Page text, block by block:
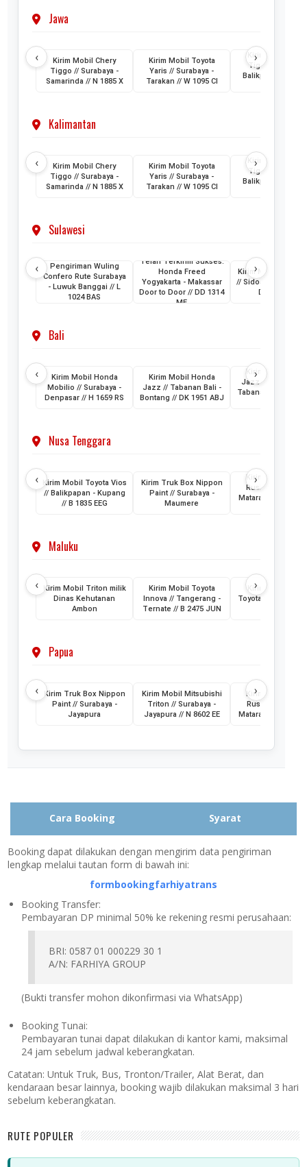
Jawa
‹
Kirim Mobil Chery
Tiggo // Surabaya -
Samarinda // N 1885 X
Kirim Mobil Toyota
Yaris // Surabaya -
Tarakan // W 1095 CI
Kirim Mobil
Tiggo // Jakarta
Balikpapan // D
›
Kalimantan
‹
Kirim Mobil Chery
Tiggo // Surabaya -
Samarinda // N 1885 X
Kirim Mobil Toyota
Yaris // Surabaya -
Tarakan // W 1095 CI
Kirim Mobil
Tiggo // Jakarta
Balikpapan // D
›
Sulawesi
‹
Pengiriman Wuling
Confero Rute Surabaya
- Luwuk Banggai // L
1024 BAS
Telah Terkirim Sukses:
Honda Freed
Yogyakarta - Makassar
Door to Door // DD 1314
ME
Kirim Mobil Honda
// Sidoarjo -
DH 1024 KB
›
Bali
‹
Kirim Mobil Honda
Mobilio // Surabaya -
Denpasar // H 1659 RS
Kirim Mobil Honda
Jazz // Tabanan Bali -
Bontang // DK 1951 ABJ
Kirim Mobil
Jazz //
Tabanan Bali // DK
›
Nusa Tenggara
‹
Kirim Mobil Toyota Vios
// Balikpapan - Kupang
// B 1835 EEG
Kirim Truk Box Nippon
Paint // Surabaya -
Maumere
Kirim Mobil
Rush //
Mataram Lombok
›
Maluku
‹
Kirim Mobil Triton milik
Dinas Kehutanan
Ambon
Kirim Mobil Toyota
Innova // Tangerang -
Ternate // B 2475 JUN
Kirim 2 Unit
Toyota HiAce //
›
Papua
‹
Kirim Truk Box Nippon
Paint // Surabaya -
Jayapura
Kirim Mobil Mitsubishi
Triton // Surabaya -
Jayapura // N 8602 EE
Kirim Mobil
Rush //
Mataram // PA
›
Cara Booking Syarat
Booking dapat dilakukan dengan mengirim data pengiriman
lengkap melalui tautan form di bawah ini:
formbookingfarhiyatrans
Booking Transfer:
Pembayaran DP minimal 50% ke rekening resmi perusahaan:
BRI: 0587 01 000229 30 1
A/N: FARHIYA GROUP
(Bukti transfer mohon dikonfirmasi via WhatsApp)
Booking Tunai:
Pembayaran tunai dapat dilakukan di kantor kami, maksimal
24 jam sebelum jadwal keberangkatan.
Catatan: Untuk Truk, Bus, Tronton/Trailer, Alat Berat, dan
kendaraan besar lainnya, booking wajib dilakukan maksimal 3 hari
sebelum keberangkatan.
RUTE POPULER